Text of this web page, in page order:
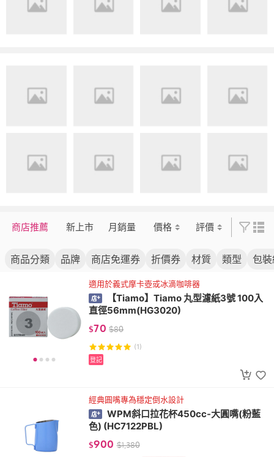
商店推薦 新上市 月銷量 價格 評價
商品分類 品牌 商店免運券 折價券 材質 類型 包
適用於義式摩卡壺或冰滴咖啡器
【Tiamo】Tiamo 丸型濾紙3號 100入
直徑56mm(HG3020)
$70 $80
(1)
登記
經典圓嘴專為穩定倒水設計
WPM斜口拉花杯450cc-大圓嘴(粉藍
色) (HC7122PBL)
$900 $1,380